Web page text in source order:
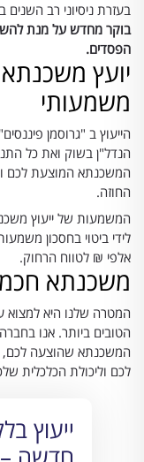
בעזרת ניסיוני רב
בוקר מחדש על מנת
הפסדים.
יועץ
משמעותי
הייעוץ ב "גרוסמן
הנדל"ן בשוק ואת כל
המשכנתא המוצעת לכם
החוזה.
המשמעות של ייעוץ
לידי ביטוי בחסכון
אלפי ₪ לטווח הרחוק.
משכנתא
המטרה שלנו היא למצוא
הטובים ביותר. אנו
המשכנתא שהוצעה לכם,
לכם וליכולת הכלכלית
ייעוץ